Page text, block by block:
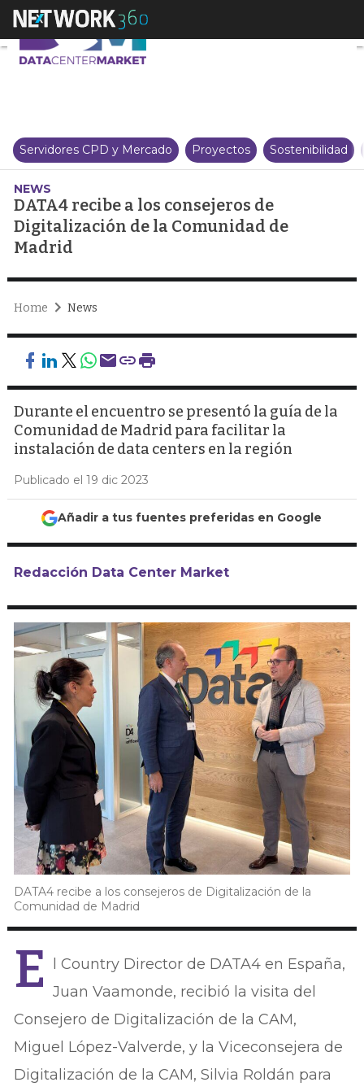
DATA4 recibe a los consejeros
Servidores CPD y Mercado Proyectos Sostenibilidad
NEWS
DATA4 recibe a los consejeros de
Digitalización de la Comunidad de
Madrid
Home News
Durante el encuentro se presentó la guía de la
Comunidad de Madrid para facilitar la
instalación de data centers en la región
Publicado el 19 dic 2023
Añadir a tus fuentes preferidas en Google
Redacción Data Center Market
DATA4 recibe a los consejeros de Digitalización de la
Comunidad de Madrid
E
l Country Director de DATA4 en España,
Juan Vaamonde, recibió la visita del
Consejero de Digitalización de la CAM,
Miguel López-Valverde, y la Viceconsejera de
Digitalización de la CAM, Silvia Roldán para